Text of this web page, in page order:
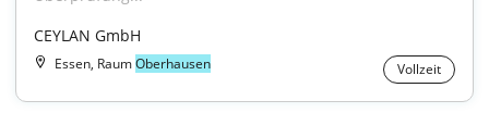
CEYLAN GmbH
Essen, RaumOberhausen Vollzeit